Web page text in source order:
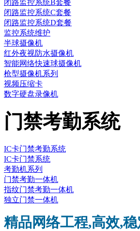
闭路监控系统B套餐
闭路监控系统C套餐
闭路监控系统D套餐
监控系统维护
半球摄像机
红外夜视防水摄像机
智能网络快速球摄像机
枪型摄像机系列
视频压缩卡
数字硬盘录像机
门禁考勤系统
IC卡门禁考勤系统
IC卡门禁系统
考勤机系列
门禁考勤一体机
指纹门禁考勤一体机
独立门禁一体机
精品网络工程,高效,稳